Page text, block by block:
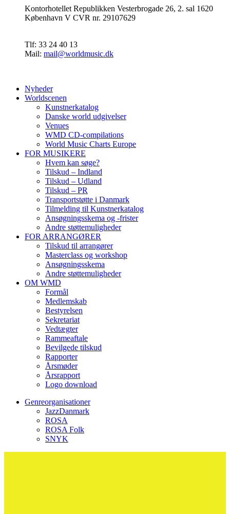
Kontorhotellet Republikken Vesterbrogade 26, 2. sal 1620
København V CVR nr. 29107629
Tlf: 33 24 40 13
Mail: mail@worldmusic.dk
Nyheder
Worldscenen
Kunstnerkatalog
Danske world udgivelser
Venues
WMD CD-compilations
World Music Charts Europe
FOR MUSIKERE
Hvem kan søge?
Tilskud – Indland
Tilskud – Udland
Tilskud – PR
Transportstøtte i Danmark
Tilmelding til Kunstnerkatalog
Ansøgningsskema og -frister
Andre støttemuligheder
FOR ARRANGØRER
Tilskud til arrangører
Masterclass og workshop
Ansøgningsskema
Andre støttemuligheder
OM WMD
Formål
Medlemskab
Bestyrelsen
Sekretariat
Vedtægter
Rammeaftale
Bevilgede tilskud
Rapporter
Årsmøder
Årsrapport
Logo download
Genreorganisationer
JazzDanmark
ROSA
ROSA Folk
SNYK